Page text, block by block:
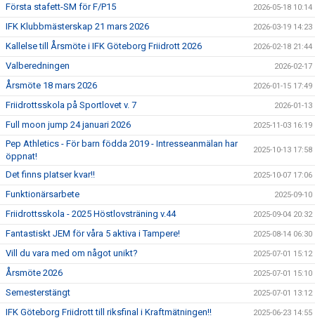
Första stafett-SM för F/P15 2026-05-18 10:14
IFK Klubbmästerskap 21 mars 2026 2026-03-19 14:23
Kallelse till Årsmöte i IFK Göteborg Friidrott 2026 2026-02-18 21:44
Valberedningen 2026-02-17
Årsmöte 18 mars 2026 2026-01-15 17:49
Friidrottsskola på Sportlovet v. 7 2026-01-13
Full moon jump 24 januari 2026 2025-11-03 16:19
Pep Athletics - För barn födda 2019 - Intresseanmälan har
öppnat!
2025-10-13 17:58
Det finns pIatser kvar!! 2025-10-07 17:06
Funktionärsarbete 2025-09-10
Friidrottsskola - 2025 Höstlovsträning v.44 2025-09-04 20:32
Fantastiskt JEM för våra 5 aktiva i Tampere! 2025-08-14 06:30
Vill du vara med om något unikt? 2025-07-01 15:12
Årsmöte 2026 2025-07-01 15:10
Semesterstängt 2025-07-01 13:12
IFK Göteborg Friidrott till riksfinal i Kraftmätningen!! 2025-06-23 14:55